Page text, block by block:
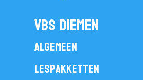
vbs diemen
Algemeen
Lespakketten